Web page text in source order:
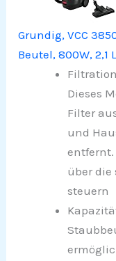
Grundig, VCC
Beutel, 800W, 2,1
Dieses
Filter
und
entfernt.
über die
steuern